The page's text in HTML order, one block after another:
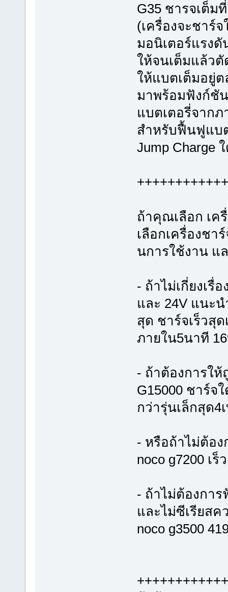
G35 ชารจเต็ม
(เครื่องจะชาร์
มอนิเตอร์แรงดั
ให้จนเต็มแล้ว
ให้แบตเต็มอยู่ต
มาพร้อมฟังก์ชั
แบตเตอรี่จากภ
สำหรับฟื้นฟูแบ
Jump Charge
ถ้าคุณเลือก เค
เลือกเครื่องชา
นการใช้งาน แ
- ถ้าไม่เกี่ยงเรื่
และ 24V แนะ
สุด ชาร์จเร็วสุ
ภายใน5นาที
- ถ้าต้องการให้
G15000 ชาร์จ
กว่ารุ่นเล็กสุด4
- หรือถ้าไม่ต้อ
noco g7200 เ
- ถ้าไม่ต้องกา
และไม่ซีเรียส
noco g3500